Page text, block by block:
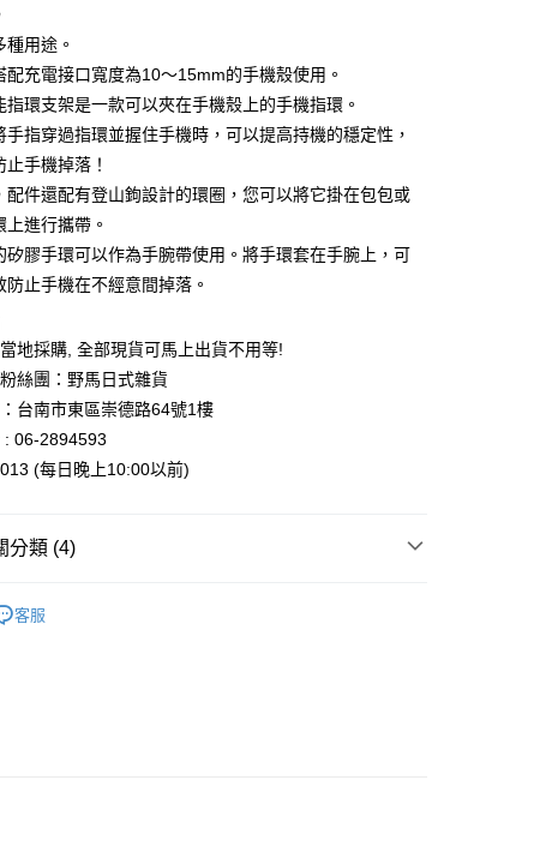
台灣）商業銀行
業銀行
業銀行
永豐商業銀行
際商業銀行
中國信託商業銀行
天信用卡公司
付款
，滿NT$999(含以上)免運費
取貨
款
，滿NT$999(含以上)免運費
，滿NT$999(含以上)免運費
，滿NT$999(含以上)免運費
種用途。
配充電接口寬度為10～15mm的手機殼使用。
指環支架是一款可以夾在手機殼上的手機指環。
手指穿過指環並握住手機時，可以提高持機的穩定性，
止手機掉落！
配件還配有登山鉤設計的環圈，您可以將它掛在包包或
上進行攜帶。
矽膠手環可以作為手腕帶使用。將手環套在手腕上，可
防止手機在不經意間掉落。
地採購, 全部現貨可馬上出貨不用等!
絲團：野馬日式雜貨
台南市東區崇德路64號1樓
: 06-2894593
(每日晚上10:00以前)
分類 (4)
客服